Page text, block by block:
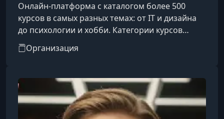
Онлайн-платформа с каталогом более 500
курсов в самых разных темах: от IT и дизайна
до психологии и хобби. Категории курсов
охватывают такие направления, как IT, бизнес,
дизайн, психология, творчество, блогинг, уход
Организация